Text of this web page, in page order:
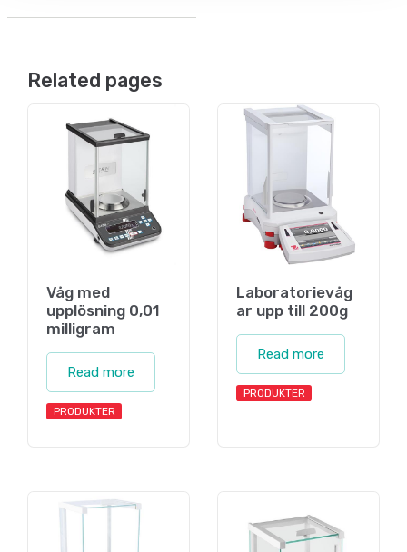
Related pages
Våg med
upplösning 0,01
milligram
Read more
PRODUKTER
Laboratorievåg
ar upp till 200g
Read more
PRODUKTER